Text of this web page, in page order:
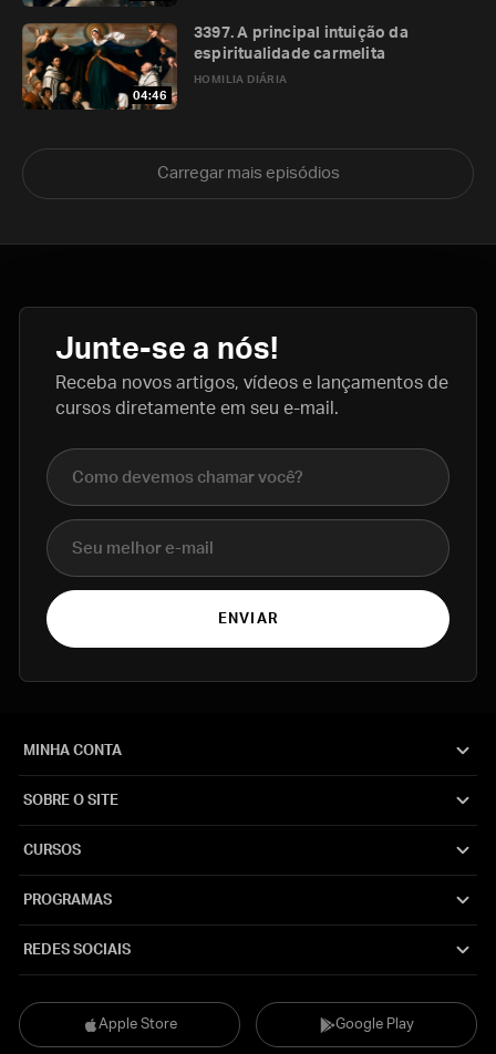
04:46
HOMILIA DIÁRIA
3397. A principal intuição da
espiritualidade carmelita
Carregar mais episódios
Junte-se a nós!
Receba novos artigos, vídeos e lançamentos de
cursos diretamente em seu e-mail.
Nome completo
E-mail
ENVIAR
Apple Store Google Play
MINHA CONTA
SOBRE O SITE
CURSOS
PROGRAMAS
REDES SOCIAIS